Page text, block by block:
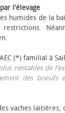
l'élevage
humides de la
(*) familial à
rentables de
des bœufs
vaches laitières,